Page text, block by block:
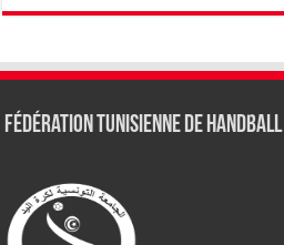
Fédération tunisienne de Handball